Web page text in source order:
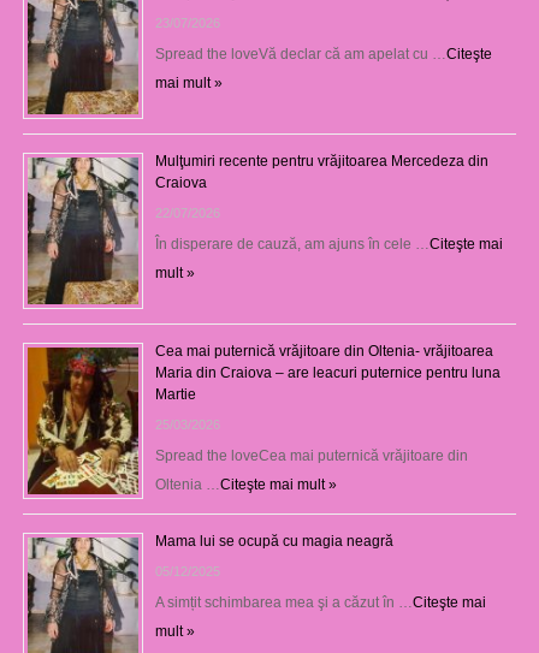
23/07/2026
Spread the loveVă declar că am apelat cu …Citeşte
mai mult »
Mulţumiri recente pentru vrăjitoarea Mercedeza din
Craiova
22/07/2026
În disperare de cauză, am ajuns în cele …Citeşte mai
mult »
Cea mai puternică vrăjitoare din Oltenia- vrăjitoarea
Maria din Craiova – are leacuri puternice pentru luna
Martie
25/03/2026
Spread the loveCea mai puternică vrăjitoare din
Oltenia …Citeşte mai mult »
Mama lui se ocupă cu magia neagră
05/12/2025
A simțit schimbarea mea şi a căzut în …Citeşte mai
mult »